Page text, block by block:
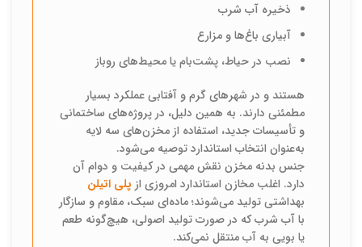
ذخیره آب شرب
آبیاری باغ‌ها و مزارع
نصب در حیاط، پشت‌بام یا محیط‌های روباز
هستند و در شهرهای گرم و آفتابی عملکرد بسیار
مطمئنی دارند. به همین دلیل، در پروژه‌های ساختمانی
و تأسیسات جدید، استفاده از مخزن‌های سه لایه
به‌عنوان انتخاب استاندارد توصیه می‌شود.
جنس بدنه مخزن نقش مهمی در کیفیت و دوام آن
دارد. اغلب مخازن استاندارد امروزی از پلی اتیلن
بهداشتی تولید می‌شوند؛ ماده‌ای سبک، مقاوم و سازگار
با آب شرب که در صورت تولید اصولی، هیچ‌گونه طعم
یا بویی به آب منتقل نمی‌کند.